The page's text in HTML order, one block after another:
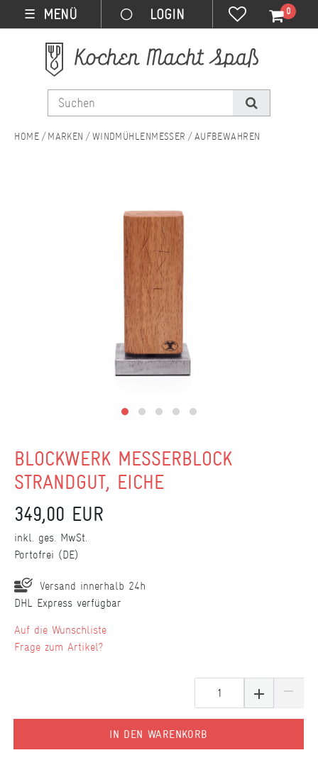
☰ MENÜ 0
MARKEN WINDMÜHLENMESSER AUFBEWAHREN
BLOCKWERK MESSERBLOCK
STRANDGUT, EICHE
349,00 EUR
inkl. ges. MwSt.
Portofrei (DE)
Versand innerhalb 24h
DHL Express verfügbar
IN DEN WARENKORB
Wunschliste
Frage zum Artikel?